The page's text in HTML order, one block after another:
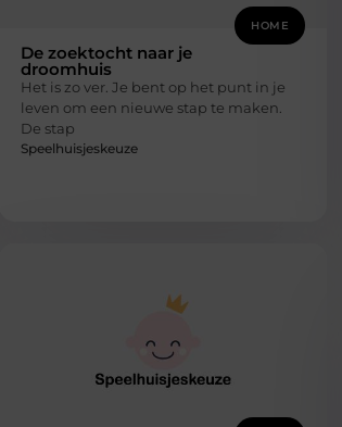
HOME
De zoektocht naar je
droomhuis
Het is zo ver. Je bent op het punt in je
leven om een nieuwe stap te maken.
De stap
Speelhuisjeskeuze